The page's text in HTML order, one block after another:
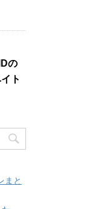
の
ト
まと